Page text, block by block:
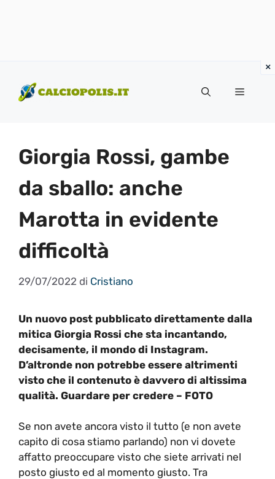
contenuto
Menu
Giorgia Rossi, gambe
da sballo: anche
Marotta in evidente
difficoltà
29/07/2022 di Cristiano
Un nuovo post pubblicato direttamente dalla
mitica Giorgia Rossi che sta incantando,
decisamente, il mondo di Instagram.
D’altronde non potrebbe essere altrimenti
visto che il contenuto è davvero di altissima
qualità. Guardare per credere – FOTO
Se non avete ancora visto il tutto (e non avete
capito di cosa stiamo parlando) non vi dovete
affatto preoccupare visto che siete arrivati nel
posto giusto ed al momento giusto. Tra